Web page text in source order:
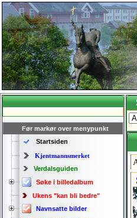
Før markør over menypunkt
Startsiden
Kjentmannsmerket
Verdalsguiden
Søke i billedalbum
Ukens "kan bli bedre"
Navnsatte bilder